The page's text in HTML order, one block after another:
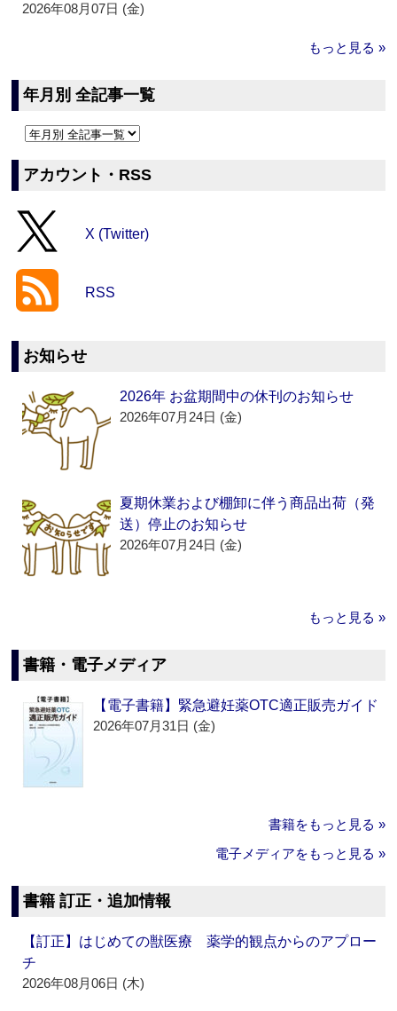
2026年08月07日 (金)
もっと見る »
年月別 全記事一覧
アカウント・RSS
X (Twitter)
RSS
お知らせ
2026年 お盆期間中の休刊のお知らせ
2026年07月24日 (金)
夏期休業および棚卸に伴う商品出荷（発
送）停止のお知らせ
2026年07月24日 (金)
もっと見る »
書籍・電子メディア
【電子書籍】緊急避妊薬OTC適正販売ガイド
2026年07月31日 (金)
書籍をもっと見る »
電子メディアをもっと見る »
書籍 訂正・追加情報
【訂正】はじめての獣医療 薬学的観点からのアプロー
チ
2026年08月06日 (木)